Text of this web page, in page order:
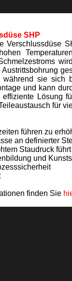
SHP
Verschlussdüse
Austrittsbohrung
sie sich
und kann
Lösung
für
führen zu
an definierter
Staudruck
und
finden Sie